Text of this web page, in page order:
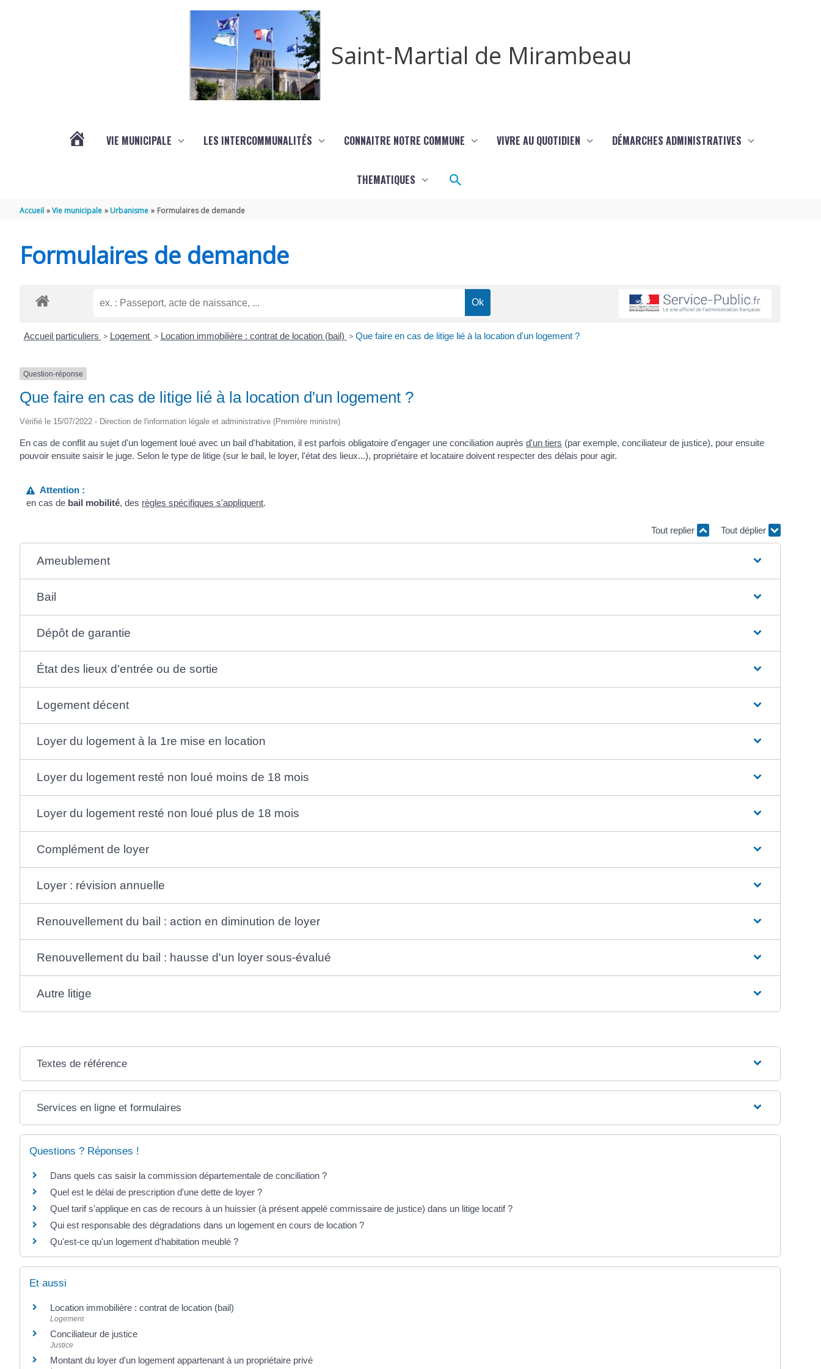
Saint-Martial de Mirambeau
VIE MUNICIPALE LES INTERCOMMUNALITÉS CONNAITRE NOTRE COMMUNE VIVRE AU QUOTIDIEN DÉMARCHES ADMINISTRATIVES
THEMATIQUES Rechercher
Accueil Vie municipale Urbanisme Formulaires de demande
Formulaires de demande
Accueil particuliers > Logement > Location immobilière : contrat de location (bail) > Que faire en cas de litige lié à la location d'un logement ?
Question-réponse
Que faire en cas de litige lié à la location d'un logement ?
Vérifié le 15/07/2022 - Direction de l'information légale et administrative (Première ministre)
En cas de conflit au sujet d'un logement loué avec un bail d'habitation, il est parfois obligatoire d'engager une conciliation auprès d'un tiers (par exemple, conciliateur de justice), pour ensuite
pouvoir ensuite saisir le juge. Selon le type de litige (sur le bail, le loyer, l'état des lieux...), propriétaire et locataire doivent respecter des délais pour agir.
Attention :
en cas de bail mobilité, des règles spécifiques s'appliquent.
Tout replier Tout déplier
Ameublement
Bail
Dépôt de garantie
État des lieux d'entrée ou de sortie
Logement décent
Loyer du logement à la 1re mise en location
Loyer du logement resté non loué moins de 18 mois
Loyer du logement resté non loué plus de 18 mois
Complément de loyer
Loyer : révision annuelle
Renouvellement du bail : action en diminution de loyer
Renouvellement du bail : hausse d'un loyer sous-évalué
Autre litige
Textes de référence
Services en ligne et formulaires
Questions ? Réponses !
Dans quels cas saisir la commission départementale de conciliation ?
Quel est le délai de prescription d'une dette de loyer ?
Quel tarif s'applique en cas de recours à un huissier (à présent appelé commissaire de justice) dans un litige locatif ?
Qui est responsable des dégradations dans un logement en cours de location ?
Qu'est-ce qu'un logement d'habitation meublé ?
Et aussi
Location immobilière : contrat de location (bail)
Logement
Conciliateur de justice
Justice
Montant du loyer d'un logement appartenant à un propriétaire privé